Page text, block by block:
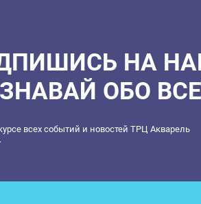
НА
ОБО
всех событий и новостей ТРЦ Акварель